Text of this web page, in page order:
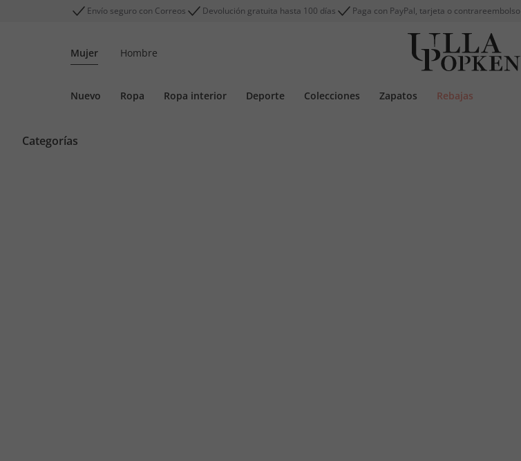
Envío seguro con Correos Devolución gratuita hasta 100 días Paga con PayPal, tarjeta o contrareembolso
Mujer Hombre
Nuevo Ropa Ropa interior Deporte Colecciones Zapatos Rebajas
Categorías